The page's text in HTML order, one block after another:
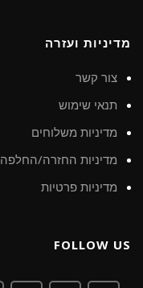
מדיניות ועזרה
צור קשר
תנאי שימוש
מדיניות משלוחים
מדיניות החזרה/החלפה
מדיניות פרטיות
FOLLOW US